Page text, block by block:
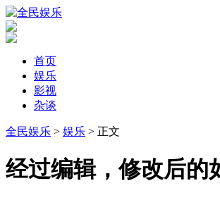
首页
娱乐
影视
杂谈
全民娱乐 > 娱乐 > 正文
经过编辑，修改后的